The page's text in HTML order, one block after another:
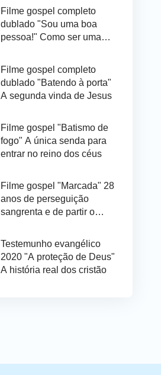
Filme gospel completo
dublado "Sou uma boa
pessoa!" Como ser uma
Deus
Filme gospel completo
dublado "Batendo à porta"
A segunda vinda de Jesus
Filme gospel "Batismo de
fogo" A única senda para
entrar no reino dos céus
Filme gospel "Marcada" 28
anos de perseguição
sangrenta e de partir o
Comunista Chinês
Testemunho evangélico
2020 "A proteção de Deus"
A história real dos cristão